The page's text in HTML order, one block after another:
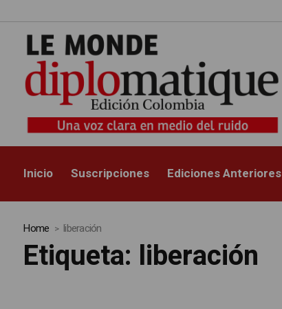
Inicio Suscripciones Ediciones Anteriores
Home liberación
Etiqueta: liberación